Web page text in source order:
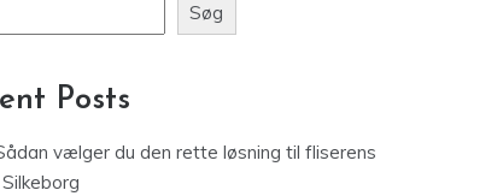
Søg
Posts
vælger du den rette løsning til fliserens